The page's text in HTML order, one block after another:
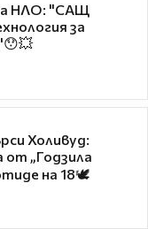
НЛО: "САЩ
за
Холивуд:
„Годзила
на 18🕊️